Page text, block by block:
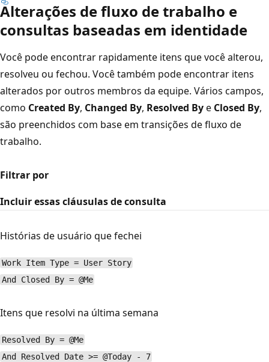
Alterações de fluxo de trabalho e
consultas baseadas em identidade
Você pode encontrar rapidamente itens que você alterou,
resolveu ou fechou. Você também pode encontrar itens
alterados por outros membros da equipe. Vários campos,
como Created By, Changed By, Resolved Bye Closed By,
são preenchidos com base em transições de fluxo de
trabalho.
Filtrar por
Incluir essas cláusulas de consulta
Histórias de usuário que fechei
Work Item Type = User Story
And Closed By = @Me
Itens que resolvi na última semana
Resolved By = @Me
And Resolved Date >= @Today - 7